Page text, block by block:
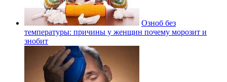
Озноб без
температуры: причины у женщин почему морозит и
знобит